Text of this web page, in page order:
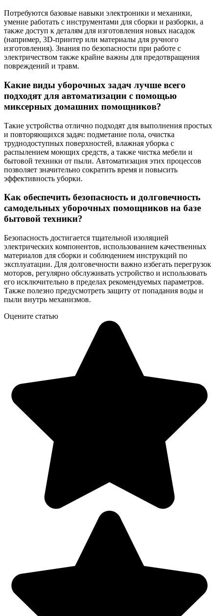
Потребуются базовые навыки электроники и механики,
умение работать с инструментами для сборки и разборки, а
также доступ к деталям для изготовления новых насадок
(например, 3D-принтер или материалы для ручного
изготовления). Знания по безопасности при работе с
электричеством также крайне важны для предотвращения
повреждений и травм.
Какие виды уборочных задач лучше всего
подходят для автоматизации с помощью
миксерных домашних помощников?
Такие устройства отлично подходят для выполнения простых
и повторяющихся задач: подметание пола, очистка
труднодоступных поверхностей, влажная уборка с
распылением моющих средств, а также чистка мебели и
бытовой техники от пыли. Автоматизация этих процессов
позволяет значительно сократить время и повысить
эффективность уборки.
Как обеспечить безопасность и долговечность
самодельных уборочных помощников на базе
бытовой техники?
Безопасность достигается тщательной изоляцией
электрических компонентов, использованием качественных
материалов для сборки и соблюдением инструкций по
эксплуатации. Для долговечности важно избегать перегрузок
моторов, регулярно обслуживать устройство и использовать
его исключительно в пределах рекомендуемых параметров.
Также полезно предусмотреть защиту от попадания воды и
пыли внутрь механизмов.
Оцените статью